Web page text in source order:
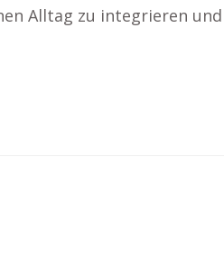
Alltag zu integrieren